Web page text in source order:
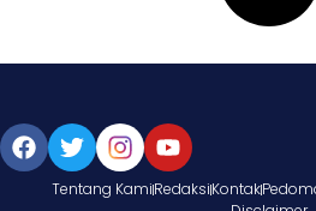
Tentang KamiRedaksiKontak